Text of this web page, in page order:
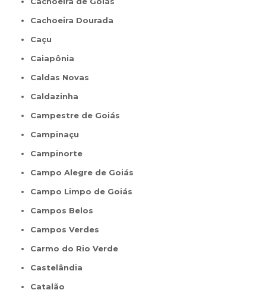
Cachoeira Dourada
Caçu
Caiapônia
Caldas Novas
Caldazinha
Campestre de Goiás
Campinaçu
Campinorte
Campo Alegre de Goiás
Campo Limpo de Goiás
Campos Belos
Campos Verdes
Carmo do Rio Verde
Castelândia
Catalão